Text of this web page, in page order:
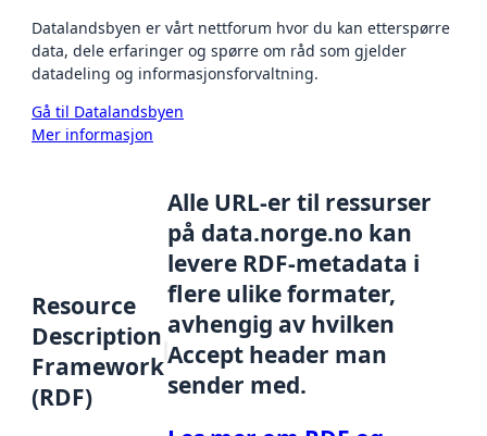
Datalandsbyen er vårt nettforum hvor du kan etterspørre
data, dele erfaringer og spørre om råd som gjelder
datadeling og informasjonsforvaltning.
Gå til Datalandsbyen
Mer informasjon
Resource
Description
Framework
(RDF)
Alle URL-er til ressurser
på data.norge.no kan
levere RDF-metadata i
flere ulike formater,
avhengig av hvilken
Accept header man
sender med.